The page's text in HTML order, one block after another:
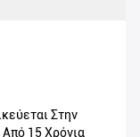
Στην
15 Χρόνια